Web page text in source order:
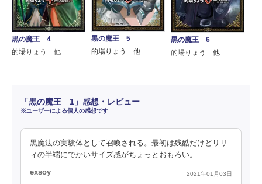
黒の魔王 4
的場りょう 他
黒の魔王 5
的場りょう 他
黒の魔王 6
的場りょう 他
「黒の魔王 1」感想・レビュー
※ユーザーによる個人の感想です
黒魔法の実験体として召喚される。最初は残酷だけどリリ
ィの半端にでかいサイズ感がちょっとおもろい。
exsoy 2021年01月03日